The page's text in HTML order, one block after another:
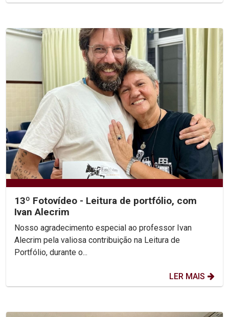
13º Fotovídeo - Leitura de portfólio, com
Ivan Alecrim
Nosso agradecimento especial ao professor Ivan
Alecrim pela valiosa contribuição na Leitura de
Portfólio, durante o...
LER MAIS